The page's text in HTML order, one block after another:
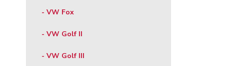
- VW Fox
- VW Golf II
- VW Golf III